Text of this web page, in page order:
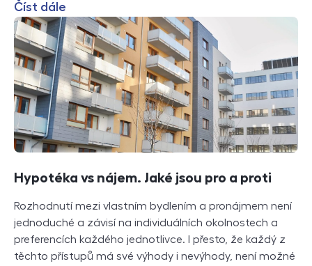
Číst dále
Hypotéka vs nájem. Jaké jsou pro a proti
Rozhodnutí mezi vlastním bydlením a pronájmem není
jednoduché a závisí na individuálních okolnostech a
preferencích každého jednotlivce. I přesto, že každý z
těchto přístupů má své výhody i nevýhody, není možné